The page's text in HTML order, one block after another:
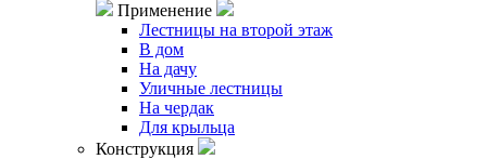
Применение
Лестницы на второй этаж
В дом
На дачу
Уличные лестницы
На чердак
Для крыльца
Конструкция